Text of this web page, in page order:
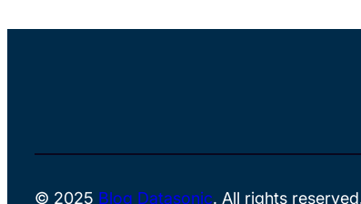
© 2025 Blog Datasonic. All rights